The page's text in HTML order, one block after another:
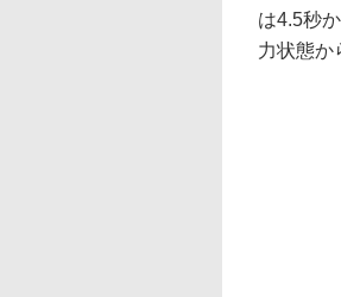
は4.5秒
力状態か